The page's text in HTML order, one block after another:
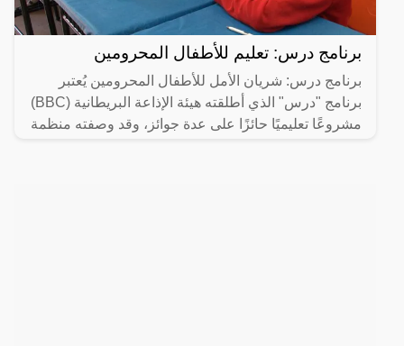
برنامج درس: تعليم للأطفال المحرومين
برنامج درس: شريان الأمل للأطفال المحرومين يُعتبر
برنامج "درس" الذي أطلقته هيئة الإذاعة البريطانية (BBC)
مشروعًا تعليميًا حائزًا على عدة جوائز، وقد وصفته منظمة